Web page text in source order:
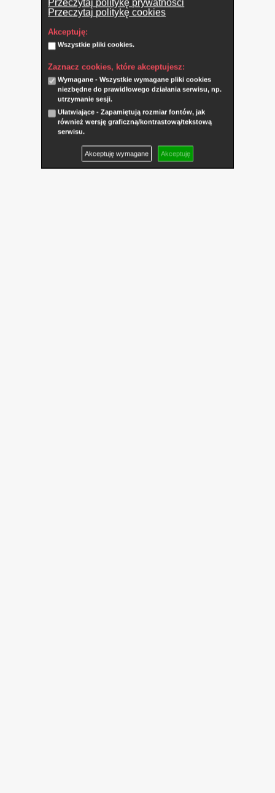
Przeczytaj politykę prywatności
Przeczytaj politykę cookies
Akceptuję:
Wszystkie pliki cookies.
Zaznacz cookies, które akceptujesz:
Wymagane - Wszystkie wymagane pliki cookies
niezbędne do prawidłowego działania serwisu, np.
utrzymanie sesji.
Ułatwiające - Zapamiętują rozmiar fontów, jak
również wersję graficzną/kontrastową/tekstową
serwisu.
Akceptuję wymagane Akceptuję